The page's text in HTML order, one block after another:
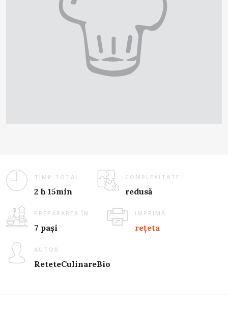
TIMP TOTAL
2 h 15min
COMPLEXITATE
redusă
PREPARAREA ÎN
7 pași
IMPRIMĂ
rețeta
AUTOR
ReteteCulinareBio